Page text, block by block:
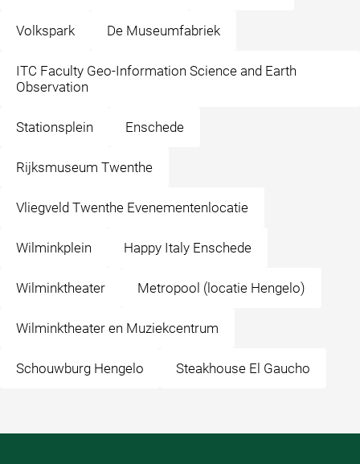
Volkspark De Museumfabriek
ITC Faculty Geo-Information Science and Earth
Observation
Stationsplein Enschede
Rijksmuseum Twenthe
Vliegveld Twenthe Evenementenlocatie
Wilminkplein Happy Italy Enschede
Wilminktheater Metropool (locatie Hengelo)
Wilminktheater en Muziekcentrum
Schouwburg Hengelo Steakhouse El Gaucho